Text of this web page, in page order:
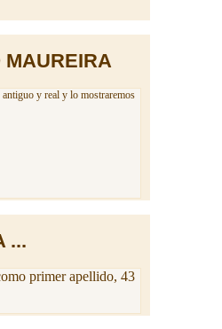
MAUREIRA
y real y lo mostraremos
...
primer apellido, 43